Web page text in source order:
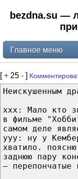
bezdna.su —
Главное меню
[+ 25 - ]
Неискушенным
ххх: Мало кто
в фильме
самом деле
ууу: ну у
хватило.
заднюю пару
— перепончатые